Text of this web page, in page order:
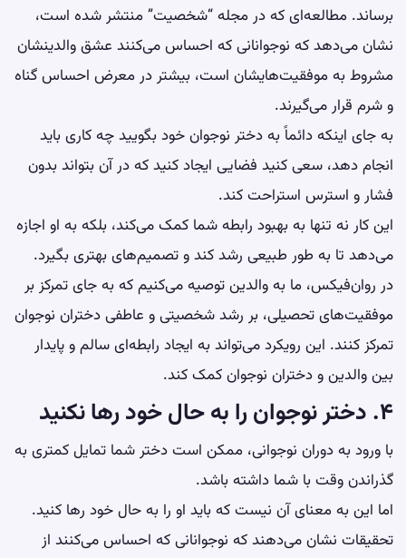
برساند. مطالعه‌ای که در مجله “شخصیت” منتشر شده است،
نشان می‌دهد که نوجوانانی که احساس می‌کنند عشق والدینشان
مشروط به موفقیت‌هایشان است، بیشتر در معرض احساس گناه
و شرم قرار می‌گیرند.
به جای اینکه دائماً به دختر نوجوان خود بگویید چه کاری باید
انجام دهد، سعی کنید فضایی ایجاد کنید که در آن بتواند بدون
فشار و استرس استراحت کند.
این کار نه تنها به بهبود رابطه شما کمک می‌کند، بلکه به او اجازه
می‌دهد تا به طور طبیعی رشد کند و تصمیم‌های بهتری بگیرد.
در روان‌فیکس، ما به والدین توصیه می‌کنیم که به جای تمرکز بر
موفقیت‌های تحصیلی، بر رشد شخصیتی و عاطفی دختران نوجوان
تمرکز کنند. این رویکرد می‌تواند به ایجاد رابطه‌ای سالم و پایدار
بین والدین و دختران نوجوان کمک کند.
۴. دختر نوجوان را به حال خود رها نکنید
با ورود به دوران نوجوانی، ممکن است دختر شما تمایل کمتری به
گذراندن وقت با شما داشته باشد.
اما این به معنای آن نیست که باید او را به حال خود رها کنید.
تحقیقات نشان می‌دهند که نوجوانانی که احساس می‌کنند از